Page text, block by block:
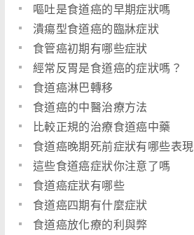
嘔吐是食道癌的早期症狀嗎
潰瘍型食道癌的臨牀症狀
食管癌初期有哪些症狀
經常反胃是食道癌的症狀嗎？
食道癌淋巴轉移
食道癌的中醫治療方法
比較正規的治療食道癌中藥
食道癌晚期死前症狀有哪些表現
這些食道癌症狀你注意了嗎
食道癌症狀有哪些
食道癌四期有什麼症狀
食道癌放化療的利與弊